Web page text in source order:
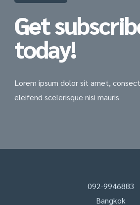
Get
today!
Lorem ipsum dolor sit amet,
eleifend scelerisque nisi mauris
092-9946883
Bangkok